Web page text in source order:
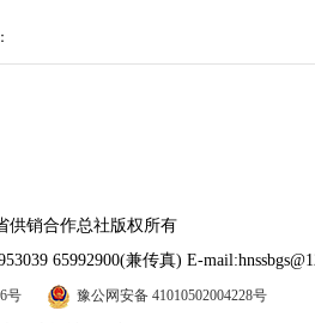
供销合作总社版权所有
65992900(兼传真) E-
号 豫公网安备 41010502004228号